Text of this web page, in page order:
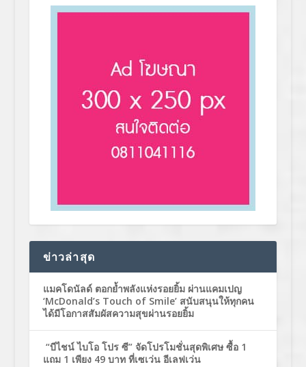
ข่าวล่าสุด
แมคโดนัลด์ ตอกย้ำพลังแห่งรอยยิ้ม ผ่านแคมเปญ
‘McDonald’s Touch of Smile’ สนับสนุนให้ทุกคน
ได้มีโอกาสสัมผัสความสุขผ่านรอยยิ้ม
“บีไชน์ ไบโอ โปร ซี” จัดโปรโมชั่นสุดพิเศษ ซื้อ 1
แถม 1 เพียง 49 บาท ที่เซเว่น อีเลฟเว่น